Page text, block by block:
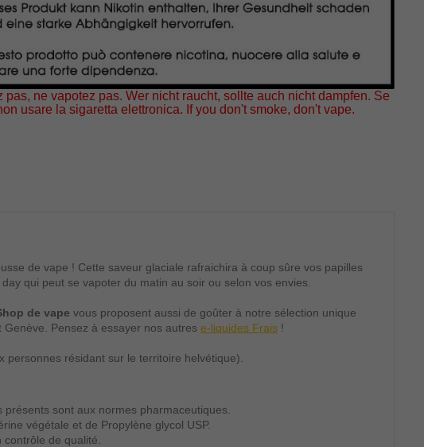
pas, ne vapotez pas. Wer nicht raucht, sollte auch nicht dampfen. Se
usare la sigaretta elettronica. If you don't smoke, don't vape.
de vape ! Cette saveur glaciale rafraichira à coup sûre vos papilles
qui peut se vapoter du matin au soir ou selon vos envies.
de vape vous proposent aussi de goûter à notre sélection unique
Genève. Pensez à essayer nos autres e-liquides Frais !
résidant sur le territoire helvétique).
sont aux normes pharmaceutiques.
végétale et de Propylène glycol USP.
de qualité.